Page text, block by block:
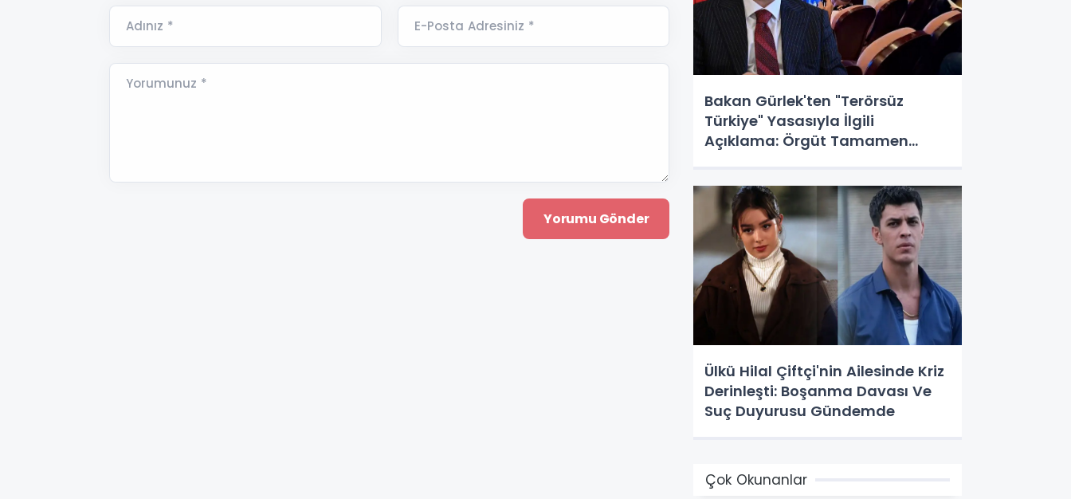
Adınız * E-Posta Adresiniz *
Yorumunuz *
Bakan Gürlek'ten "Terörsüz
Türkiye" Yasasıyla İlgili
Açıklama: Örgüt Tamamen
Ülkü Hilal Çiftçi'nin Ailesinde Kriz
Derinleşti: Boşanma Davası Ve
Suç Duyurusu Gündemde
Çok Okunanlar